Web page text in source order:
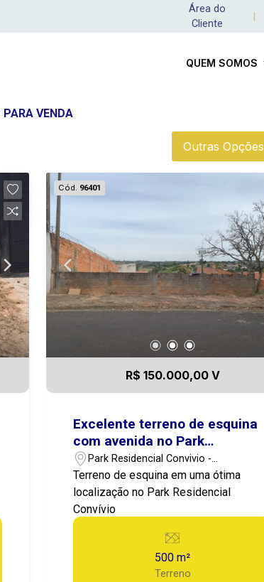
Área do
Cliente
QUEM SOMOS
VENDA
Outras Opções
Cód. 96401
R$ 150.000,00 V
Excelente terreno de esquina
com avenida no Park
Residencial Convivio
Park Residencial Convivio -
Botucatu/SP
Terreno de esquina em uma ótima
localização no Park Residencial
Convívio
500 m²
Terreno